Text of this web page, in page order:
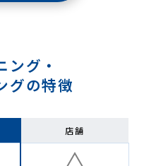
ング・
グの特徴
店舗